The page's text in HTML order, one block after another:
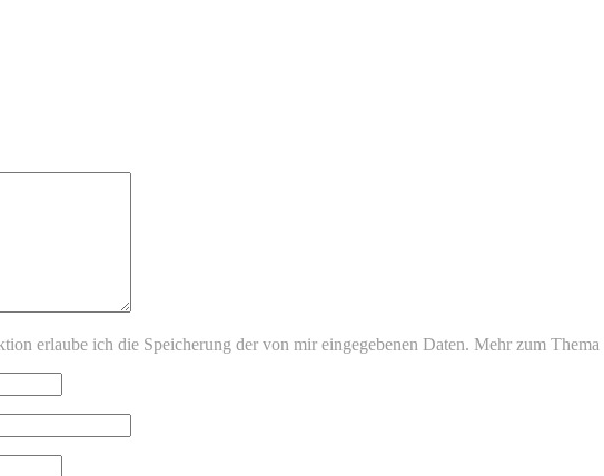
erlaube ich die Speicherung der von mir eingegebenen Daten. Mehr zum